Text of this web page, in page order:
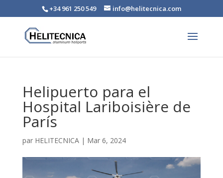
+34 961 250 549 info@helitecnica.com
Helipuerto para el
Hospital Lariboisière de
París
par HELITECNICA| Mar 6, 2024